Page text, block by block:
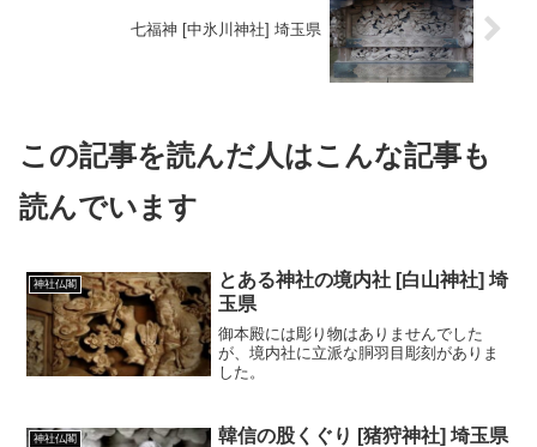
七福神 [中氷川神社] 埼玉県
この記事を読んだ人はこんな記事も
読んでいます
神社仏閣
とある神社の境内社 [白山神社] 埼
玉県
御本殿には彫り物はありませんでした
が、境内社に立派な胴羽目彫刻がありま
した。
神社仏閣 韓信の股くぐり [猪狩神社] 埼玉県